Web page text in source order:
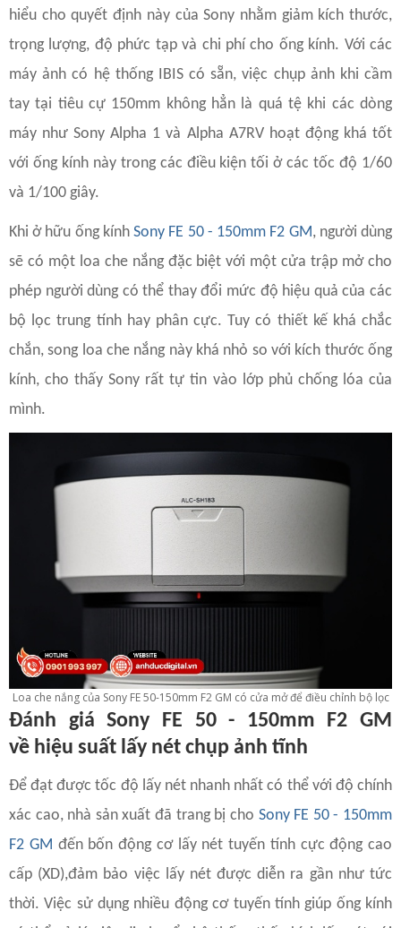
hiểu cho quyết định này của Sony nhằm giảm kích thước,
trọng lượng, độ phức tạp và chi phí cho ống kính. Với các
máy ảnh có hệ thống IBIS có sẵn, việc chụp ảnh khi cầm
tay tại tiêu cự 150mm không hẳn là quá tệ khi các dòng
máy như Sony Alpha 1 và Alpha A7RV hoạt động khá tốt
với ống kính này trong các điều kiện tối ở các tốc độ 1/60
và 1/100 giây.
Khi ở hữu ống kínhSony FE 50 - 150mm F2 GM, người dùng
sẽ có một loa che nắng đặc biệt với một cửa trập mở cho
phép người dùng có thể thay đổi mức độ hiệu quả của các
bộ lọc trung tính hay phân cực. Tuy có thiết kế khá chắc
chắn, song loa che nắng này khá nhỏ so với kích thước ống
kính, cho thấy Sony rất tự tin vào lớp phủ chống lóa của
mình.
Loa che nắng của Sony FE 50-150mm F2 GM có cửa mở để điều chỉnh bộ lọc
Đánh giá Sony FE 50 - 150mm F2 GM
về hiệu suất lấy nét chụp ảnh tĩnh
Để đạt được tốc độ lấy nét nhanh nhất có thể với độ chính
xác cao, nhà sản xuất đã trang bị cho Sony FE 50 - 150mm
F2 GM đến bốn động cơ lấy nét tuyến tính cực động cao
cấp (XD),đảm bảo việc lấy nét được diễn ra gần như tức
thời. Việc sử dụng nhiều động cơ tuyến tính giúp ống kính